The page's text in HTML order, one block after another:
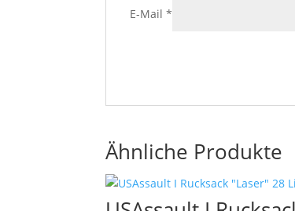
E-Mail*
Ähnliche Produkte